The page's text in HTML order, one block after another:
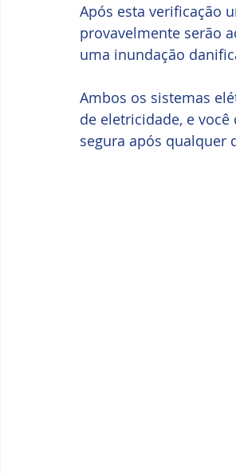
Após esta verificação
provavelmente serão
uma inundação
Ambos os sistemas
de eletricidade, e
segura após qualquer